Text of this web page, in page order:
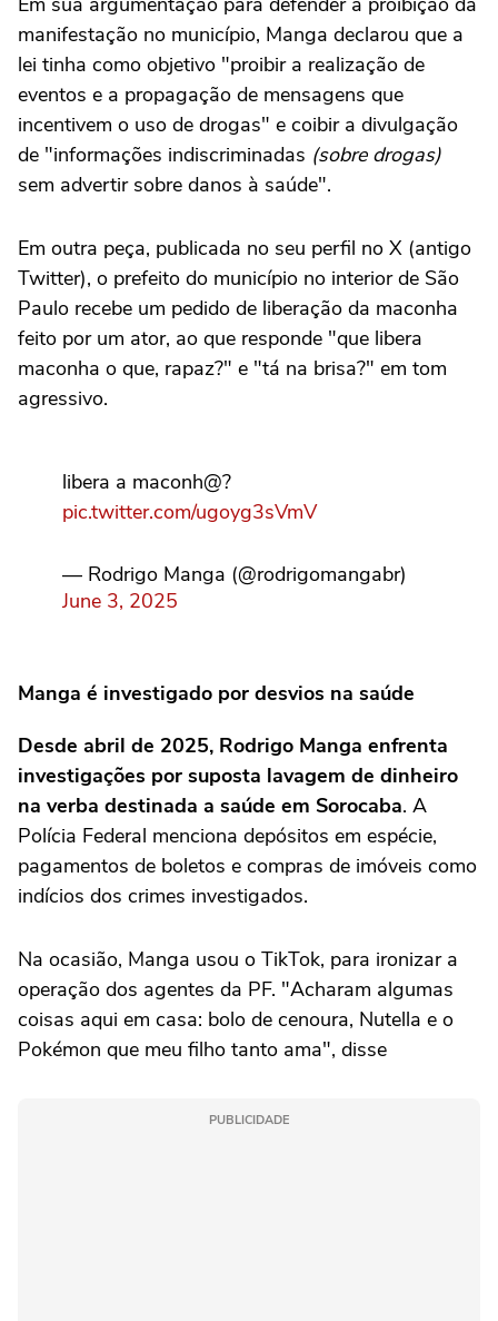
manifestação no município, Manga declarou que a
lei tinha como objetivo "proibir a realização de
eventos e a propagação de mensagens que
incentivem o uso de drogas" e coibir a divulgação
de "informações indiscriminadas (sobre drogas)
sem advertir sobre danos à saúde".
Em outra peça, publicada no seu perfil no X (antigo
Twitter), o prefeito do município no interior de São
Paulo recebe um pedido de liberação da maconha
feito por um ator, ao que responde "que libera
maconha o que, rapaz?" e "tá na brisa?" em tom
agressivo.
libera a maconh@?
pic.twitter.com/ugoyg3sVmV
— Rodrigo Manga (@rodrigomangabr)
June 3, 2025
Manga é investigado por desvios na saúde
Desde abril de 2025, Rodrigo Manga enfrenta
investigações por suposta lavagem de dinheiro
na verba destinada a saúde em Sorocaba. A
Polícia Federal menciona depósitos em espécie,
pagamentos de boletos e compras de imóveis como
indícios dos crimes investigados.
Na ocasião, Manga usou o TikTok, para ironizar a
operação dos agentes da PF. "Acharam algumas
coisas aqui em casa: bolo de cenoura, Nutella e o
Pokémon que meu filho tanto ama", disse
PUBLICIDADE